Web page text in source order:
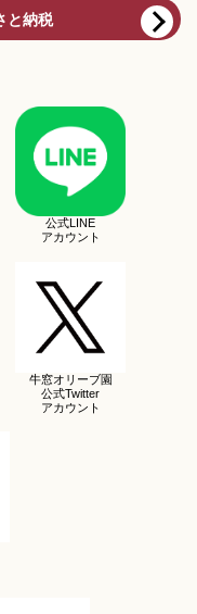
と納税
公式LINE
アカウント
牛窓オリーブ園
公式Twitter
アカウント